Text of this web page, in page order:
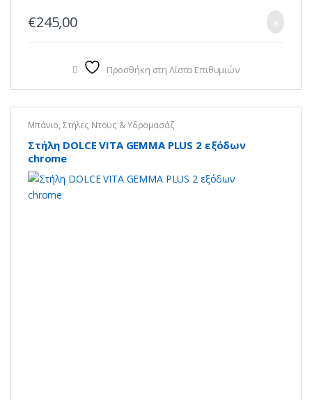
€245,00
Προσθήκη στη Λίστα Επιθυμιών
Μπάνιο, Στήλες Ντους & Υδρομασάζ
Στήλη DOLCE VITA GEMMA PLUS 2 εξόδων
chrome